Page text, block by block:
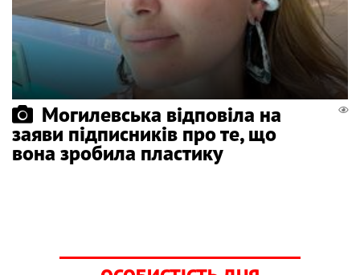
Могилевська відповіла на
заяви підписників про те, що
вона зробила пластику